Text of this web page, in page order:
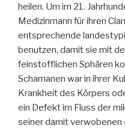
heilen. Um im 21.
Medizinmann für ihren
entsprechende
benutzen, damit sie mit
feinstofflichen Sphären
Schamanen war in ihrer
Krankheit des Körpers
ein Defekt im Fluss der
seiner damit verwobenen